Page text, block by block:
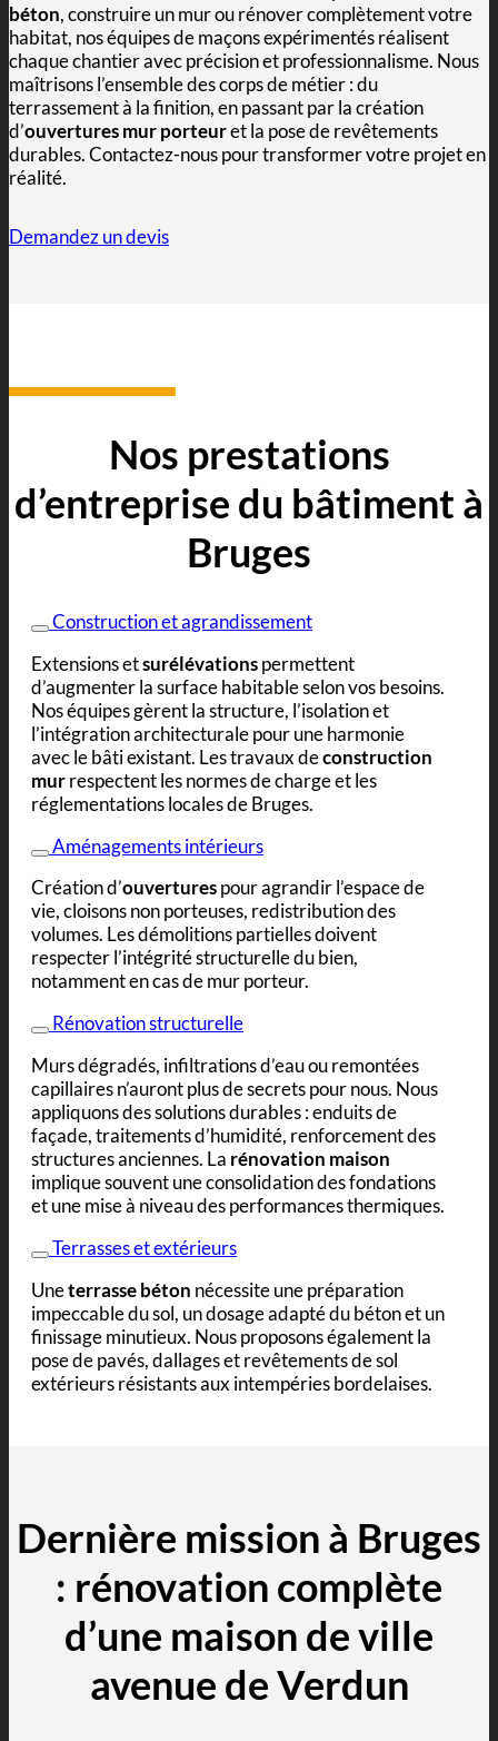
béton, construire un mur ou rénover complètement votre
habitat, nos équipes de maçons expérimentés réalisent
chaque chantier avec précision et professionnalisme. Nous
maîtrisons l’ensemble des corps de métier : du
terrassement à la finition, en passant par la création
d’ouvertures mur porteuret la pose de revêtements
durables. Contactez-nous pour transformer votre projet en
réalité.
Demandez un devis
Nos prestations
d’entreprise du bâtiment à
Bruges
Construction et agrandissement
Extensions etsurélévationspermettent
d’augmenter la surface habitable selon vos besoins.
Nos équipes gèrent la structure, l’isolation et
l’intégration architecturale pour une harmonie
avec le bâti existant. Les travaux deconstruction
murrespectent les normes de charge et les
réglementations locales de Bruges.
Aménagements intérieurs
Création d’ouverturespour agrandir l’espace de
vie, cloisons non porteuses, redistribution des
volumes. Les démolitions partielles doivent
respecter l’intégrité structurelle du bien,
notamment en cas de mur porteur.
Rénovation structurelle
Murs dégradés, infiltrations d’eau ou remontées
capillaires n’auront plus de secrets pour nous. Nous
appliquons des solutions durables : enduits de
façade, traitements d’humidité, renforcement des
structures anciennes. La rénovation maison
implique souvent une consolidation des fondations
et une mise à niveau des performances thermiques.
Terrasses et extérieurs
Uneterrasse béton nécessite une préparation
impeccable du sol, un dosage adapté du béton et un
finissage minutieux. Nous proposons également la
pose de pavés, dallages et revêtements de sol
extérieurs résistants aux intempéries bordelaises.
Dernière mission à Bruges
: rénovation complète
d’une maison de ville
avenue de Verdun